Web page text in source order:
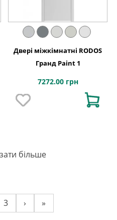
Двері міжкімнатні RODOS
Гранд Paint 1
7272.00 грн
більше
3 › »